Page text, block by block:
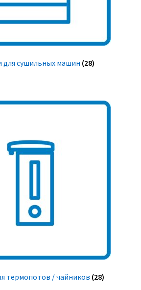
для сушильных машин (28)
термопотов / чайников (28)